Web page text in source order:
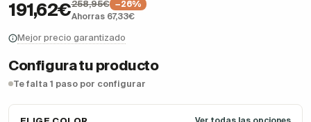
191,62€258,95€
−26%
Ahorras 67,33€
Mejor precio garantizado
Configura tu producto
Te falta 1 paso por configurar